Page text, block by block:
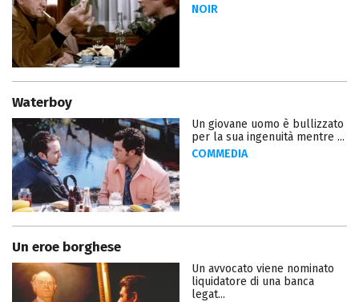
NOIR
Waterboy
Un giovane uomo è bullizzato
per la sua ingenuità mentre ...
COMMEDIA
Un eroe borghese
Un avvocato viene nominato
liquidatore di una banca
legat...